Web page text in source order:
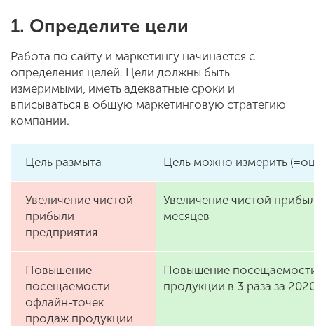
1. Определите цели
Работа по сайту и маркетингу начинается с
определения целей. Цели должны быть
измеримыми, иметь адекватные сроки и
вписываться в общую маркетинговую стратегию
компании.
Цель размыта Цель можно измерить
Увеличение чистой
прибыли
предприятия
Увеличение чистой
месяцев
Повышение
посещаемости
офлайн-точек
продаж продукции
Повышение
продукции в 3 раза за